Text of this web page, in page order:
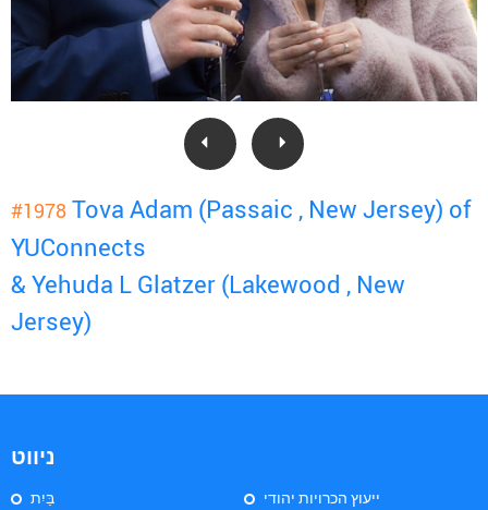
#1978 Tova Adam (Passaic , New Jersey) of
YUConnects
& Yehuda L Glatzer (Lakewood , New
Jersey)
ניווט
בַּיִת
ייעוץ הכרויות יהודי